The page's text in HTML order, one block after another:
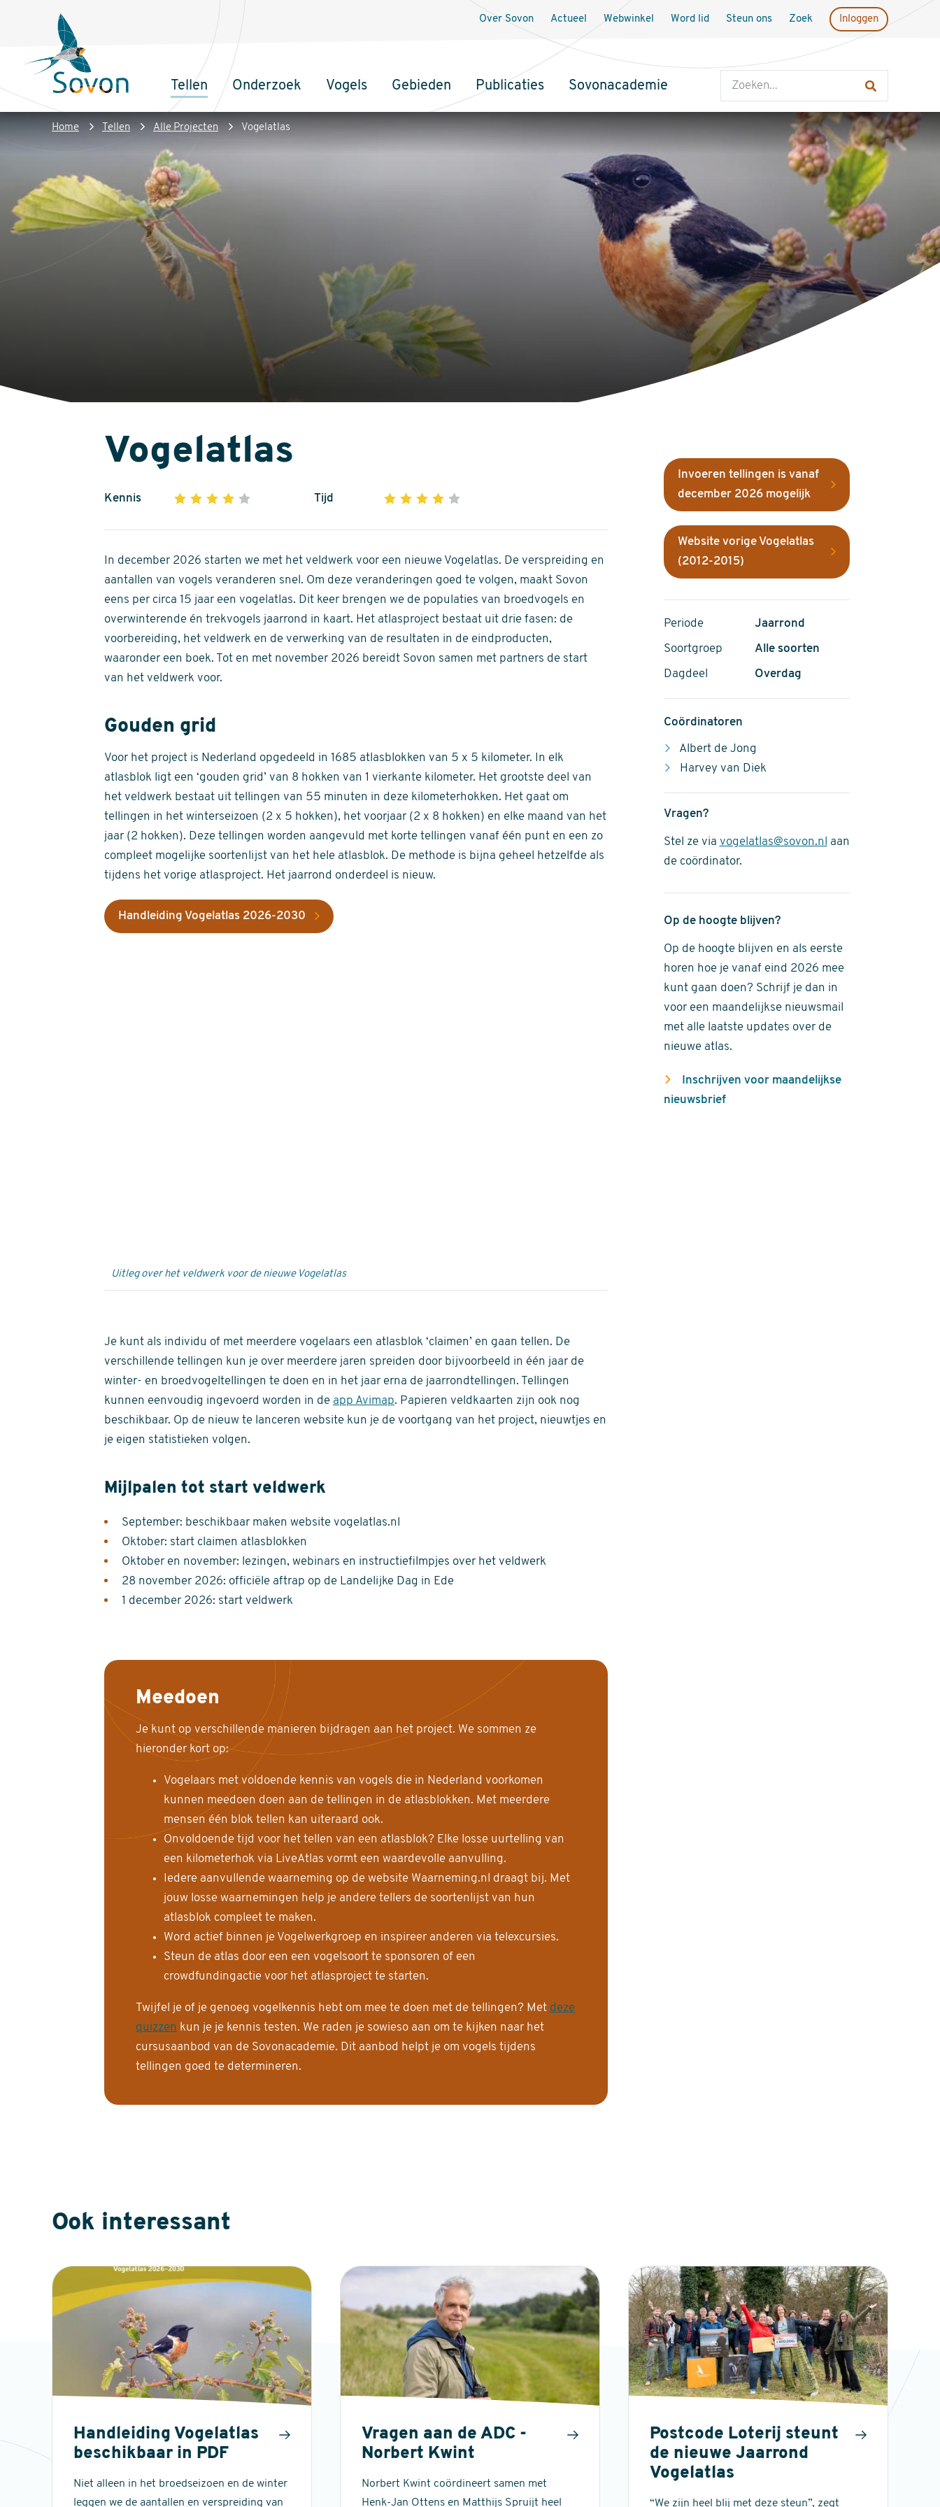
inhoud
Sovon
Homepage
Hoofdnavigatie
Tellen Onderzoek Vogels Gebieden Publicaties Sovonacademie
Over Sovon Actueel Webwinkel Word lid Steun ons Zoek Inloggen
Kruimelpad
Home Tellen Alle Projecten Vogelatlas
Vogelatlas
Kennis 1 2 3 4
of
5
stars
Tijd 1 2 3 4
of
5
stars
In december 2026 starten we met het veldwerk voor een nieuwe Vogelatlas. De verspreiding en
aantallen van vogels veranderen snel. Om deze veranderingen goed te volgen, maakt Sovon
eens per circa 15 jaar een vogelatlas. Dit keer brengen we de populaties van broedvogels en
overwinterende én trekvogels jaarrond in kaart. Het atlasproject bestaat uit drie fasen: de
voorbereiding, het veldwerk en de verwerking van de resultaten in de eindproducten,
waaronder een boek. Tot en met november 2026 bereidt Sovon samen met partners de start
van het veldwerk voor.
Gouden grid
Voor het project is Nederland opgedeeld in 1685 atlasblokken van 5 x 5 kilometer. In elk
atlasblok ligt een ‘gouden grid’ van 8 hokken van 1 vierkante kilometer. Het grootste deel van
het veldwerk bestaat uit tellingen van 55 minuten in deze kilometerhokken. Het gaat om
tellingen in het winterseizoen (2 x 5 hokken), het voorjaar (2 x 8 hokken) en elke maand van het
jaar (2 hokken). Deze tellingen worden aangevuld met korte tellingen vanaf één punt en een zo
compleet mogelijke soortenlijst van het hele atlasblok. De methode is bijna geheel hetzelfde als
tijdens het vorige atlasproject. Het jaarrond onderdeel is nieuw.
Handleiding Vogelatlas 2026-2030
Uitleg over het veldwerk voor de nieuwe Vogelatlas
Je kunt als individu of met meerdere vogelaars een atlasblok ‘claimen’ en gaan tellen. De
verschillende tellingen kun je over meerdere jaren spreiden door bijvoorbeeld in één jaar de
winter- en broedvogeltellingen te doen en in het jaar erna de jaarrondtellingen. Tellingen
kunnen eenvoudig ingevoerd worden in de app Avimap. Papieren veldkaarten zijn ook nog
beschikbaar. Op de nieuw te lanceren website kun je de voortgang van het project, nieuwtjes en
je eigen statistieken volgen.
Mijlpalen tot start veldwerk
September: beschikbaar maken website vogelatlas.nl
Oktober: start claimen atlasblokken
Oktober en november: lezingen, webinars en instructiefilmpjes over het veldwerk
28 november 2026: officiële aftrap op de Landelijke Dag in Ede
1 december 2026: start veldwerk
Meedoen
Je kunt op verschillende manieren bijdragen aan het project. We sommen ze
hieronder kort op:
Vogelaars met voldoende kennis van vogels die in Nederland voorkomen
kunnen meedoen doen aan de tellingen in de atlasblokken. Met meerdere
mensen één blok tellen kan uiteraard ook.
Onvoldoende tijd voor het tellen van een atlasblok? Elke losse uurtelling van
een kilometerhok via LiveAtlas vormt een waardevolle aanvulling.
Iedere aanvullende waarneming op de website Waarneming.nl draagt bij. Met
jouw losse waarnemingen help je andere tellers de soortenlijst van hun
atlasblok compleet te maken.
Word actief binnen je Vogelwerkgroep en inspireer anderen via telexcursies.
Steun de atlas door een een vogelsoort te sponsoren of een
crowdfundingactie voor het atlasproject te starten.
Twijfel je of je genoeg vogelkennis hebt om mee te doen met de tellingen? Met deze
quizzen kun je je kennis testen. We raden je sowieso aan om te kijken naar het
cursusaanbod van de Sovonacademie. Dit aanbod helpt je om vogels tijdens
tellingen goed te determineren.
Invoeren tellingen is vanaf
december 2026 mogelijk
Website vorige Vogelatlas
(2012-2015)
Periode Jaarrond
Soortgroep Alle soorten
Dagdeel Overdag
Coördinatoren
Albert de Jong
Harvey van Diek
Vragen?
Stel ze via vogelatlas@sovon.nl
aan
de coördinator.
Op de hoogte blijven?
Op de hoogte blijven en als eerste
horen hoe je vanaf eind 2026 mee
kunt gaan doen? Schrijf je dan in
voor een maandelijkse nieuwsmail
met alle laatste updates over de
nieuwe atlas.
Inschrijven voor maandelijkse
nieuwsbrief
Ook interessant
Handleiding Vogelatlas
beschikbaar in PDF
Niet alleen in het broedseizoen en de winter
leggen we de aantallen en verspreiding van
Vragen aan de ADC -
Norbert Kwint
Norbert Kwint coördineert samen met
Henk-Jan Ottens en Matthijs Spruijt heel
Postcode Loterij steunt
de nieuwe Jaarrond
Vogelatlas
“We zijn heel blij met deze steun”, zegt